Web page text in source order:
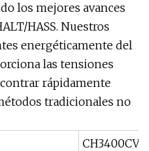
los mejores avances
HASS. Nuestros
energéticamente del
las tensiones
rápidamente
tradicionales no